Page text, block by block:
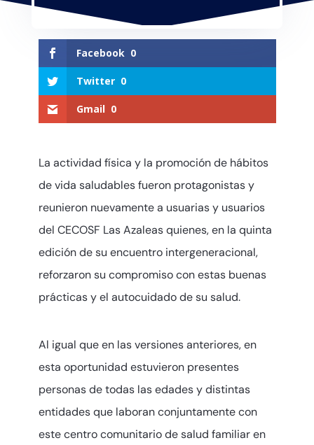
Facebook 0
Twitter 0
Gmail 0
La actividad física y la promoción de hábitos
de vida saludables fueron protagonistas y
reunieron nuevamente a usuarias y usuarios
del CECOSF Las Azaleas quienes, en la quinta
edición de su encuentro intergeneracional,
reforzaron su compromiso con estas buenas
prácticas y el autocuidado de su salud.
Al igual que en las versiones anteriores, en
esta oportunidad estuvieron presentes
personas de todas las edades y distintas
entidades que laboran conjuntamente con
este centro comunitario de salud familiar en